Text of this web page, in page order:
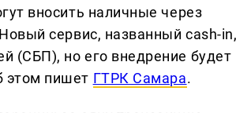
вносить наличные через
сервис, названный cash-
(СБП), но его внедрение будет
этом пишет ГТРК Самара.